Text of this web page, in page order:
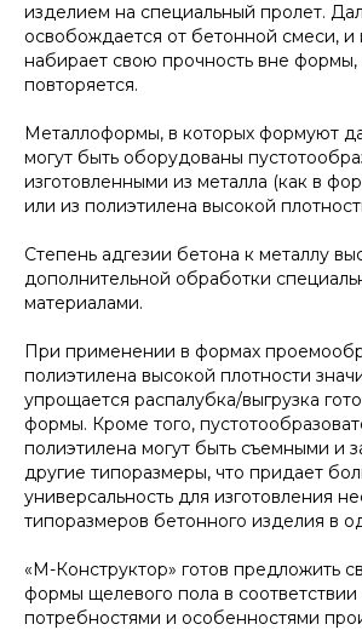
изделием на специальный пролет.
освобождается от бетонной смеси, и
набирает свою прочность вне формы,
повторяется.
Металлоформы, в которых формуют
могут быть оборудованы
изготовленными из металла (как в
или из полиэтилена высокой
Степень адгезии бетона к металлу
дополнительной обработки
материалами.
При применении в формах
полиэтилена высокой плотности
упрощается распалубка/выгрузка
формы. Кроме того,
полиэтилена могут быть съемными и
другие типоразмеры, что придает
универсальность для изготовления
типоразмеров бетонного изделия в
«М-Конструктор» готов предложить
формы щелевого пола в соответствии
потребностями и особенностями